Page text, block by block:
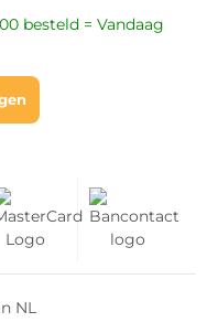
besteld = Vandaag
NL